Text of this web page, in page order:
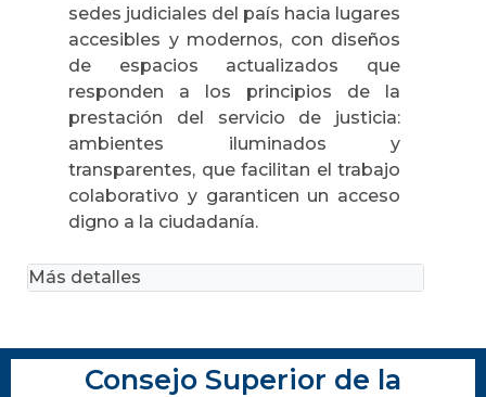
sedes judiciales del país hacia lugares
accesibles y modernos, con diseños
de espacios actualizados que
responden a los principios de la
prestación del servicio de justicia:
ambientes iluminados y
transparentes, que facilitan el trabajo
colaborativo y garanticen un acceso
digno a la ciudadanía.
Más detalles
Consejo Superior de la